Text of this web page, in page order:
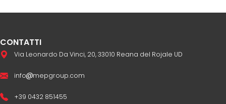
CONTATTI
Via Leonardo Da Vinci, 20, 33010 Reana del Rojale UD
info mepgroup.com
+39 0432 851455